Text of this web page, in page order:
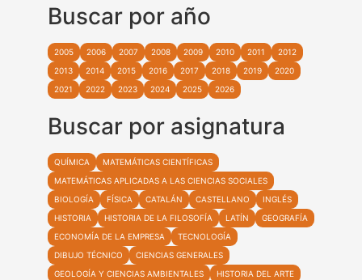
Buscar por año
2005 2006 2007 2008 2009 2010 2011
2012
2013
2014 2015 2016 2017 2018 2019
2020
2021
2022 2023 2024 2025 2026
Buscar por asignatura
QUÍMICA
MATEMÁTICAS CIENTÍFICAS
MATEMÁTICAS APLICADAS A LAS CIENCIAS SOCIALES
BIOLOGÍA
FÍSICA CATALÁN CASTELLANO
INGLÉS
HISTORIA
HISTORIA DE LA FILOSOFÍA LATÍN
GEOGRAFÍA
ECONOMÍA DE LA EMPRESA
TECNOLOGÍA
DIBUJO TÉCNICO
CIENCIAS GENERALES
GEOLOGÍA Y CIENCIAS AMBIENTALES
HISTORIA DEL ARTE